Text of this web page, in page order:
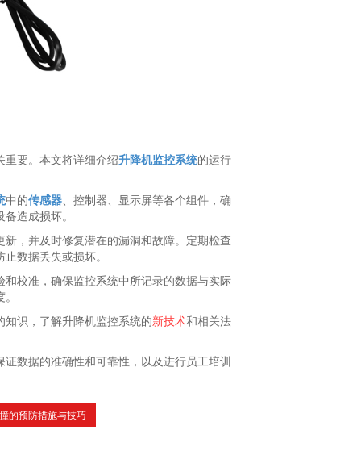
重要。本文将详细介绍升降机监控系统的运行
中的传感器、控制器、显示屏等各个组件，确
造成损坏。
，并及时修复潜在的漏洞和故障。定期检查
数据丢失或损坏。
校准，确保监控系统中所记录的数据与实际
识，了解升降机监控系统的新技术和相关法
数据的准确性和可靠性，以及进行员工培训
的预防措施与技巧